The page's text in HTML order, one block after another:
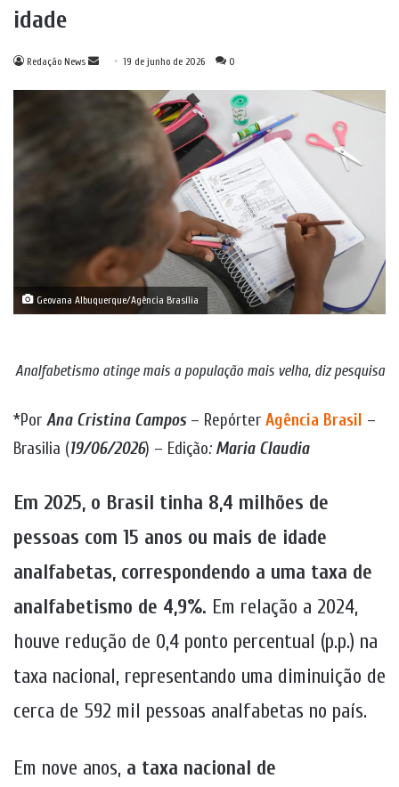
idade
Redação News
Mande19 de junho de 2026 0
Geovana Albuquerque/Agência Brasília
Analfabetismo atinge mais a população mais velha, diz pesquisa
*Por Ana Cristina Campos – Repórter Agência Brasil –
Brasilia (19/06/2026) – Edição: Maria Claudia
Em 2025, o Brasil tinha 8,4 milhões de
pessoas com 15 anos ou mais de idade
analfabetas, correspondendo a uma taxa de
analfabetismo de 4,9%. Em relação a 2024,
houve redução de 0,4 ponto percentual (p.p.) na
taxa nacional, representando uma diminuição de
cerca de 592 mil pessoas analfabetas no país.
Em nove anos, a taxa nacional de